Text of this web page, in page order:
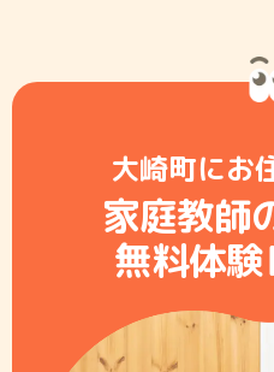
大崎町にお
家庭教師
無料体験